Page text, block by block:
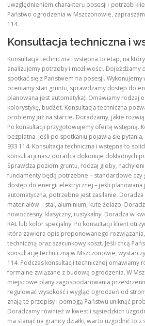
uwzględnieniem charakteru posesji i potrzeb
Państwo ogrodzenia w Mszczonowie,
114.
Konsultacja techniczna i
Konsultacja techniczna i wstępna to etap, na
analizujemy potrzeby i możliwości. Dojeżdżamy
spotkać się z Państwem na posesji.
oceniamy stan gruntu, sprawdzamy dostęp do
planowana jest automatyka). Omawiamy rodzaj
kolorystykę, budżet. Konsultacja techniczna
problemy już na starcie. Doradzamy, jakie
Po konsultacji przygotowujemy ofertę wstępną.
bezpłatna. Jeśli po spotkaniu pojawią się
933 114. Konsultacja techniczna i wstępna to
konsultacji nasz doradca dokonuje dokładnych
Sprawdza poziom gruntu, rodzaj gleby,
fundamenty będą potrzebne – standardowe czy
dostęp do energii elektrycznej – jeśli planowana
automatyczna, potrzebne jest zasilanie.
materiałów – stal, aluminium, kute żelazo.
nowoczesny, klasyczny, rustykalny. Doradza w
RAL lub kolor specjalny. Po konsultacji klient
która zawiera opis proponowanego
techniczną oraz szacunkowy koszt. Jeśli chcą
konsultację techniczną w Mszczonowie,
114. Podczas konsultacji technicznej omawiamy
formalne związane z budową ogrodzenia. W
miejscowe plany zagospodarowania
regulować wysokość i wygląd ogrodzeń od
znają te przepisy i pomogą Państwu uniknąć
Doradzamy również w kwestii sąsiedzkich
ma stanąć na granicy działki, warto uzgodnić to z